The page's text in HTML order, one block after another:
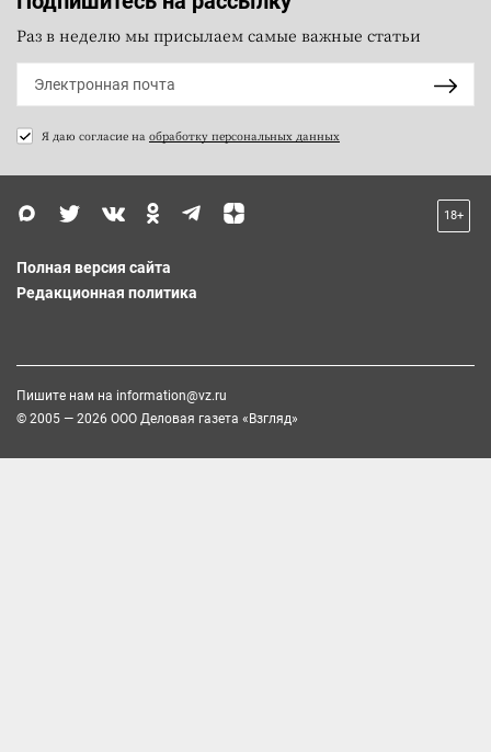
Раз в неделю мы присылаем самые важные статьи
Я даю согласие на обработку персональных данных
18+
Полная версия сайта
Редакционная политика
Пишите нам на information@vz.ru
© 2005 — 2026 ООО Деловая газета «Взгляд»